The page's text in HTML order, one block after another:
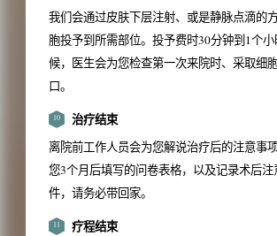
我们会通过皮肤下层注射、或是静脉点滴的
胞投予到所需部位。投予费时30分钟到1个
候，医生会为您检查第一次来院时、采取细
口。
10 治疗结束
离院前工作人员会为您解说治疗后的注意事
您3个月后填写的问卷表格，以及记录术后
件，请务必带回家。
11 疗程结束